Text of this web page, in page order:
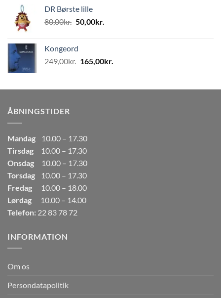
var:
80,00kr..50,00kr..
DR Børste lille
80,00kr. Den
var:
80,00kr..
50,00kr.
50,00kr..
Kongeord
249,00kr. Den
var:
165,00kr.
er:
ÅBNINGSTIDER
Mandag
10.00 – 17.30
Tirsdag
10.00 – 17.30
Onsdag
10.00 – 17.30
Torsdag
10.00 – 17.30
Fredag
10.00 – 18.00
Lørdag
10.00 – 14.00
Telefon: 22 83 78 72
INFORMATION
Om os
Persondatapolitik